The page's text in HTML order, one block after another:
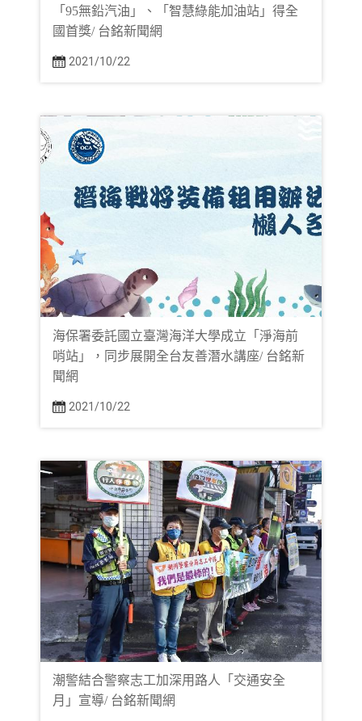
「95無鉛汽油」、「智慧綠能加油站」得全
國首獎/ 台銘新聞網
2021/10/22
海保署委託國立臺灣海洋大學成立「淨海前
哨站」，同步展開全台友善潛水講座/ 台銘新
聞網
2021/10/22
潮警結合警察志工加深用路人「交通安全
月」宣導/ 台銘新聞網